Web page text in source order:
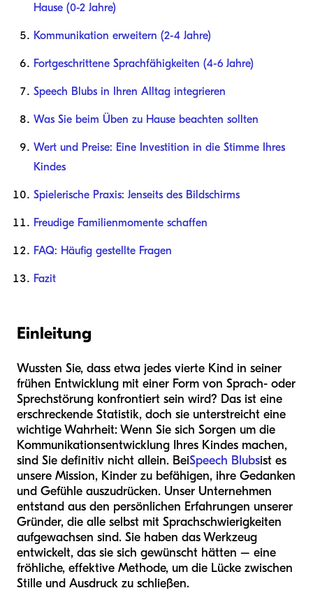
Hause (0-2 Jahre)
Kommunikation erweitern (2-4 Jahre)
Fortgeschrittene Sprachfähigkeiten (4-6 Jahre)
Speech Blubs in Ihren Alltag integrieren
Was Sie beim Üben zu Hause beachten sollten
Wert und Preise: Eine Investition in die Stimme Ihres
Kindes
Spielerische Praxis: Jenseits des Bildschirms
Freudige Familienmomente schaffen
FAQ: Häufig gestellte Fragen
Fazit
Einleitung
Wussten Sie, dass etwa jedes vierte Kind in seiner
frühen Entwicklung mit einer Form von Sprach- oder
Sprechstörung konfrontiert sein wird? Das ist eine
erschreckende Statistik, doch sie unterstreicht eine
wichtige Wahrheit: Wenn Sie sich Sorgen um die
Kommunikationsentwicklung Ihres Kindes machen,
sind Sie definitiv nicht allein. BeiSpeech Blubsist es
unsere Mission, Kinder zu befähigen, ihre Gedanken
und Gefühle auszudrücken. Unser Unternehmen
entstand aus den persönlichen Erfahrungen unserer
Gründer, die alle selbst mit Sprachschwierigkeiten
aufgewachsen sind. Sie haben das Werkzeug
entwickelt, das sie sich gewünscht hätten – eine
fröhliche, effektive Methode, um die Lücke zwischen
Stille und Ausdruck zu schließen.